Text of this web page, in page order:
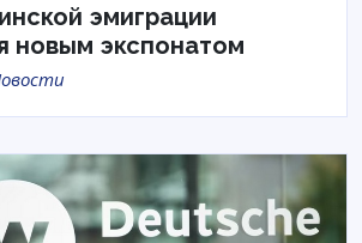
эмиграции
новым экспонатом